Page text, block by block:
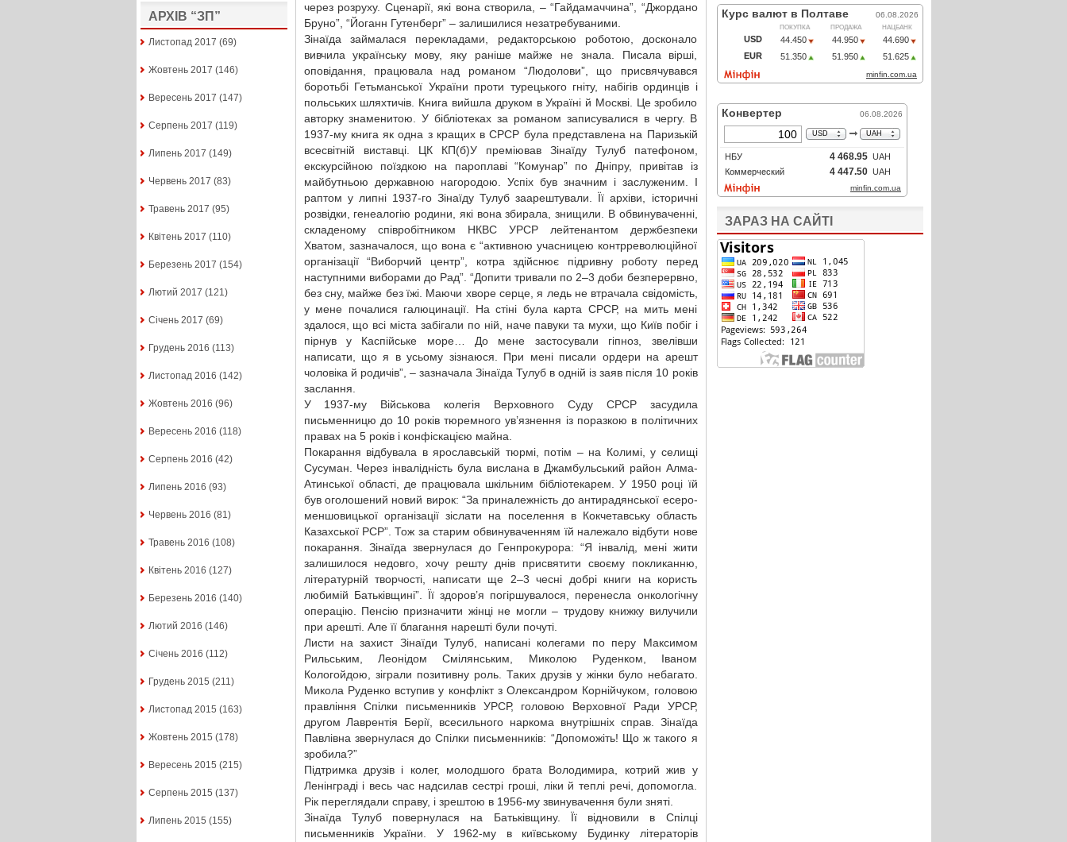
АРХІВ “ЗП”
Листопад 2017 (69)
Жовтень 2017 (146)
Вересень 2017 (147)
Серпень 2017 (119)
Липень 2017 (149)
Червень 2017 (83)
Травень 2017 (95)
Квітень 2017 (110)
Березень 2017 (154)
Лютий 2017 (121)
Січень 2017 (69)
Грудень 2016 (113)
Листопад 2016 (142)
Жовтень 2016 (96)
Вересень 2016 (118)
Серпень 2016 (42)
Липень 2016 (93)
Червень 2016 (81)
Травень 2016 (108)
Квітень 2016 (127)
Березень 2016 (140)
Лютий 2016 (146)
Січень 2016 (112)
Грудень 2015 (211)
Листопад 2015 (163)
Жовтень 2015 (178)
Вересень 2015 (215)
Серпень 2015 (137)
Липень 2015 (155)
через розруху. Сценарії, які вона створила, – “Гайдамаччина”, “Джордано
Бруно”, “Йоганн Гутенберг” – залишилися незатребуваними.
Зінаїда займалася перекладами, редакторською роботою, досконало
вивчила українську мову, яку раніше майже не знала. Писала вірші,
оповідання, працювала над романом “Людолови”, що присвячувався
боротьбі Гетьманської України проти турецького гніту, набігів ординців і
польських шляхтичів. Книга вийшла друком в Україні й Москві. Це зробило
авторку знаменитою. У бібліотеках за романом записувалися в чергу. В
1937-му книга як одна з кращих в СРСР була представлена на Паризькій
всесвітній виставці. ЦК КП(б)У преміював Зінаїду Тулуб патефоном,
екскурсійною поїздкою на пароплаві “Комунар” по Дніпру, привітав із
майбутньою державною нагородою. Успіх був значним і заслуженим. І
раптом у липні 1937-го Зінаїду Тулуб заарештували. Її архіви, історичні
розвідки, генеалогію родини, які вона збирала, знищили. В обвинуваченні,
складеному співробітником НКВС УРСР лейтенантом держбезпеки
Хватом, зазначалося, що вона є “активною учасницею контрреволюційної
організації “Виборчий центр”, котра здійснює підривну роботу перед
наступними виборами до Рад”. “Допити тривали по 2–3 доби безперервно,
без сну, майже без їжі. Маючи хворе серце, я ледь не втрачала свідомість,
у мене почалися галюцинації. На стіні була карта СРСР, на мить мені
здалося, що всі міста забігали по ній, наче павуки та мухи, що Київ побіг і
пірнув у Каспійське море… До мене застосували гіпноз, звелівши
написати, що я в усьому зізнаюся. При мені писали ордери на арешт
чоловіка й родичів”, – зазначала Зінаїда Тулуб в одній із заяв після 10 років
заслання.
У 1937-му Військова колегія Верховного Суду СРСР засудила
письменницю до 10 років тюремного ув’язнення із поразкою в політичних
правах на 5 років і конфіскацією майна.
Покарання відбувала в ярославській тюрмі, потім – на Колимі, у селищі
Сусуман. Через інвалідність була вислана в Джамбульський район Алма-
Атинської області, де працювала шкільним бібліотекарем. У 1950 році їй
був оголошений новий вирок: “За приналежність до антирадянської есеро-
меншовицької організації зіслати на поселення в Кокчетавську область
Казахської РСР”. Тож за старим обвинуваченням їй належало відбути нове
покарання. Зінаїда звернулася до Генпрокурора: “Я інвалід, мені жити
залишилося недовго, хочу решту днів присвятити своєму покликанню,
літературній творчості, написати ще 2–3 чесні добрі книги на користь
любимій Батьківщині”. Її здоров’я погіршувалося, перенесла онкологічну
операцію. Пенсію призначити жінці не могли – трудову книжку вилучили
при арешті. Але її благання нарешті були почуті.
Листи на захист Зінаїди Тулуб, написані колегами по перу Максимом
Рильським, Леонідом Смілянським, Миколою Руденком, Іваном
Кологойдою, зіграли позитивну роль. Таких друзів у жінки було небагато.
Микола Руденко вступив у конфлікт з Олександром Корнійчуком, головою
правління Спілки письменників УРСР, головою Верховної Ради УРСР,
другом Лаврентія Берії, всесильного наркома внутрішніх справ. Зінаїда
Павлівна звернулася до Спілки письменників: “Допоможіть! Що ж такого я
зробила?”
Підтримка друзів і колег, молодшого брата Володимира, котрий жив у
Ленінграді і весь час надсилав сестрі гроші, ліки й теплі речі, допомогла.
Рік переглядали справу, і зрештою в 1956-му звинувачення були зняті.
Зінаїда Тулуб повернулася на Батьківщину. Її відновили в Спілці
письменників України. У 1962-му в київському Будинку літераторів
ЗАРАЗ НА САЙТІ